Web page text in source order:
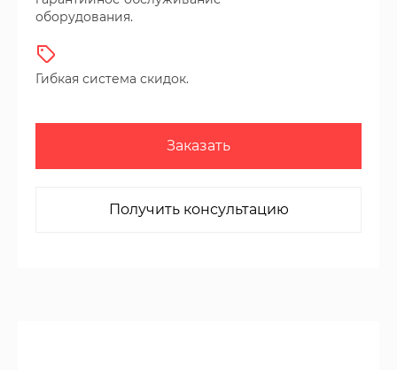
оборудования.
Гибкая система скидок.
Заказать
Получить консультацию